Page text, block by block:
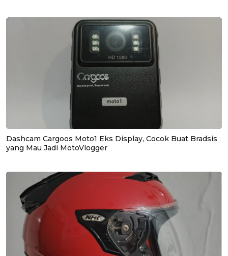
Dashcam Cargoos Moto1 Eks Display, Cocok Buat Bradsis
yang Mau Jadi MotoVlogger